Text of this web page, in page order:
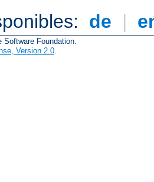
de |
Software Foundation.
Version 2.0.